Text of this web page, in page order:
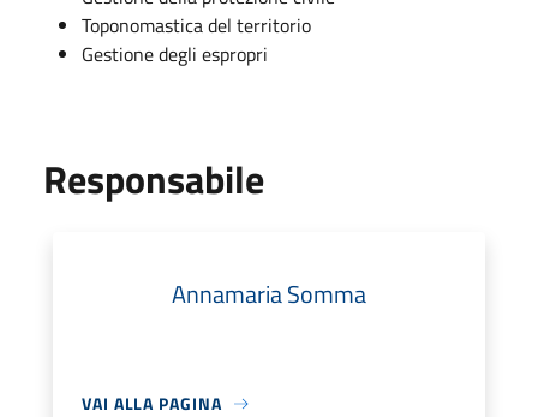
Toponomastica del territorio
Gestione degli espropri
Responsabile
Annamaria Somma
VAI ALLA PAGINA